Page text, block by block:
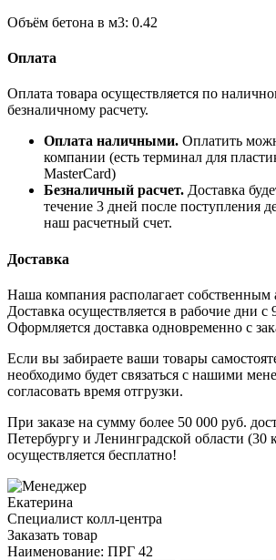
Объём бетона в м3: 0.42
Оплата
Оплата товара осуществляется по
безналичному расчету.
Оплата наличными. Оплатить
компании (есть терминал для
MasterCard)
Безналичный расчет. Доставка
течение 3 дней после поступления
наш расчетный счет.
Доставка
Наша компания располагает собственным
Доставка осуществляется в рабочие дни с
Оформляется доставка одновременно с
Если вы забираете ваши товары
необходимо будет связаться с нашими
согласовать время отгрузки.
При заказе на сумму более 50 000 руб.
Петербургу и Ленинградской области
осуществляется бесплатно!
Екатерина
Специалист колл-центра
Заказать товар
Наименование: ПРГ 42